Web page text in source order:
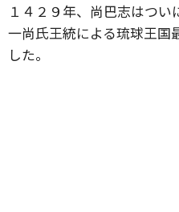
１４２９年、尚巴志はつ
一尚氏王統による琉球王国
した。